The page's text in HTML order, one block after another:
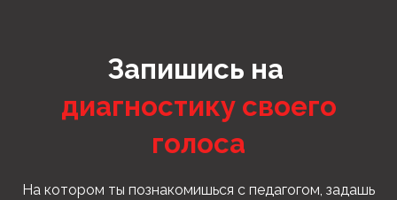
Запишись на
диагностику своего
голоса
На котором ты познакомишься с педагогом, задашь